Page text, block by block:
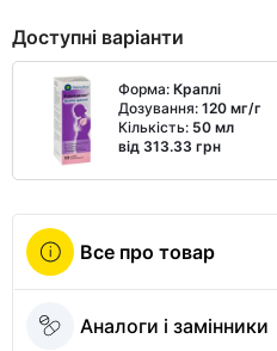
Доступні варіанти
Форма: Краплі
Дозування: 120 мг/г
Кількість: 50 мл
від 313.33 грн
Все про товар
Аналоги і замінники